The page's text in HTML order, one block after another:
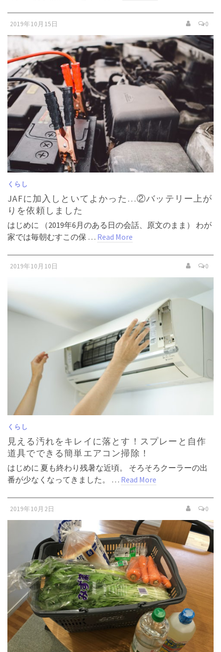
2019年10月15日 0
くらし
JAFに加入しといてよかった…②バッテリー上が
りを依頼しました
はじめに （2019年6月のある日の会話、原文のまま） わが
家では毎朝むすこの保 … Read More
2019年10月10日 0
くらし
見える汚れをキレイに落とす！スプレーと自作
道具でできる簡単エアコン掃除！
はじめに 夏も終わり残暑な近頃。 そろそろクーラーの出
番が少なくなってきました。 … Read More
2019年10月2日 0